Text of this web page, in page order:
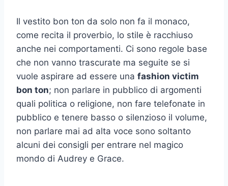
Il vestito bon ton da solo non fa il monaco,
come recita il proverbio, lo stile è racchiuso
anche nei comportamenti. Ci sono regole base
che non vanno trascurate ma seguite se si
vuole aspirare ad essere una fashion victim
bon ton; non parlare in pubblico di argomenti
quali politica o religione, non fare telefonate in
pubblico e tenere basso o silenzioso il volume,
non parlare mai ad alta voce sono soltanto
alcuni dei consigli per entrare nel magico
mondo di Audrey e Grace.